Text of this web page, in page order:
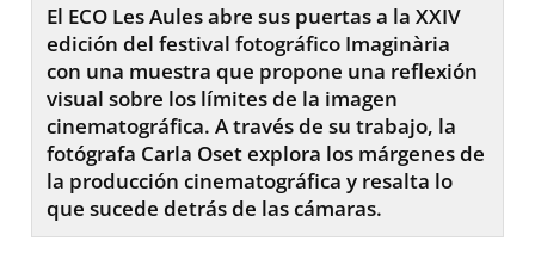
El ECO Les Aules abre sus puertas a la XXIV
edición del festival fotográfico Imaginària
con una muestra que propone una reflexión
visual sobre los límites de la imagen
cinematográfica. A través de su trabajo, la
fotógrafa Carla Oset explora los márgenes de
la producción cinematográfica y resalta lo
que sucede detrás de las cámaras.